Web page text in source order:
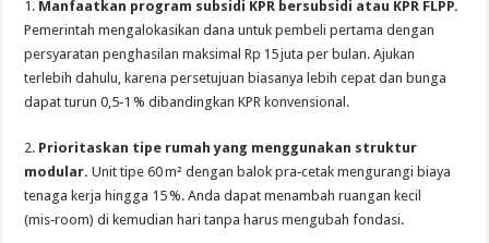
1. Manfaatkan program subsidi KPR bersubsidi atau KPR FLPP.
Pemerintah mengalokasikan dana untuk pembeli pertama dengan
persyaratan penghasilan maksimal Rp 15 juta per bulan. Ajukan
terlebih dahulu, karena persetujuan biasanya lebih cepat dan bunga
dapat turun 0,5‑1 % dibandingkan KPR konvensional.
2. Prioritaskan tipe rumah yang menggunakan struktur
modular. Unit tipe 60 m² dengan balok pra‑cetak mengurangi biaya
tenaga kerja hingga 15 %. Anda dapat menambah ruangan kecil
(mis‑room) di kemudian hari tanpa harus mengubah fondasi.